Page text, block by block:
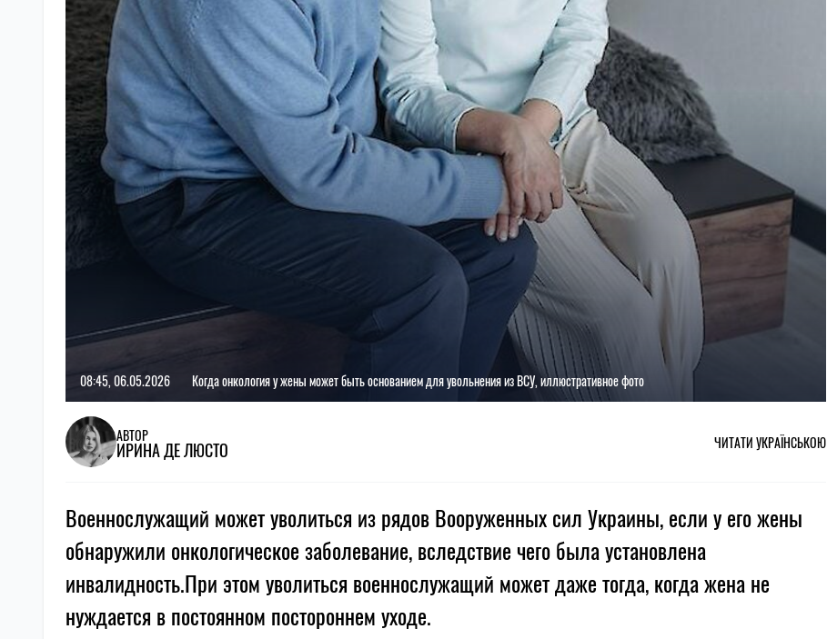
08:45, 06.05.2026 Когда онкология у жены может быть основанием для увольнения из ВСУ, иллюстративное фото
АВТОР
ИРИНА ДЕ ЛЮСТО ЧИТАТИ УКРАЇНСЬКОЮ
Военнослужащий может уволиться из рядов Вооруженных сил Украины, если у его жены
обнаружили онкологическое заболевание, вследствие чего была установлена
инвалидность.При этом уволиться военнослужащий может даже тогда, когда жена не
нуждается в постоянном постороннем уходе.